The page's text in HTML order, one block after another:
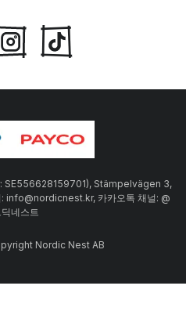
SE556628159701), Stämpelvägen 3,
카카오톡 채널: @
네스트
Nordic Nest AB